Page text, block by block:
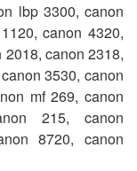
lbp 3300, canon
canon 4320,
canon 2318,
3530, canon
mf 269, canon
215, canon
8720, canon